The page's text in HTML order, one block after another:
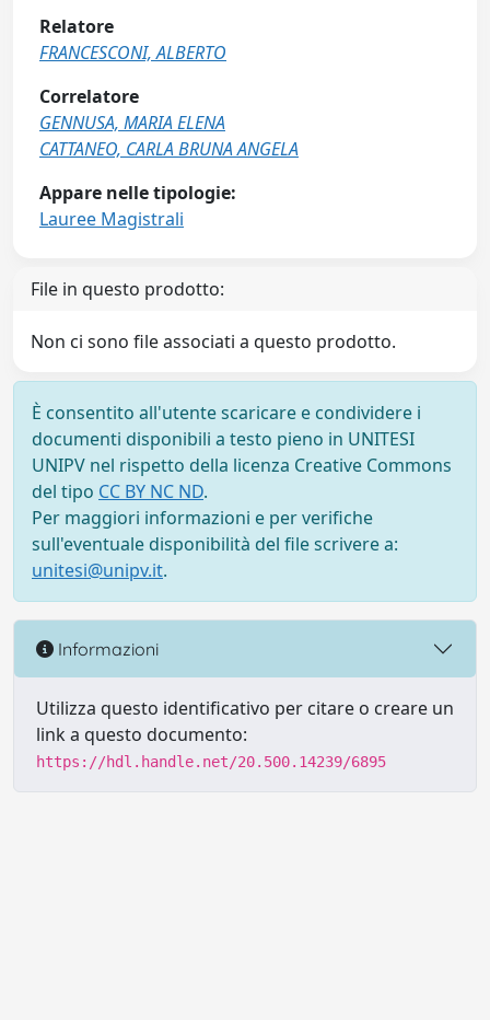
Relatore
FRANCESCONI, ALBERTO
Correlatore
GENNUSA, MARIA ELENA
CATTANEO, CARLA BRUNA ANGELA
Appare nelle tipologie:
Lauree Magistrali
File in questo prodotto:
Non ci sono file associati a questo prodotto.
È consentito all'utente scaricare e condividere i
documenti disponibili a testo pieno in UNITESI
UNIPV nel rispetto della licenza Creative Commons
del tipo CC BY NC ND.
Per maggiori informazioni e per verifiche
sull'eventuale disponibilità del file scrivere a:
unitesi@unipv.it.
Informazioni
Utilizza questo identificativo per citare o creare un
link a questo documento:
https://hdl.handle.net/20.500.14239/6895